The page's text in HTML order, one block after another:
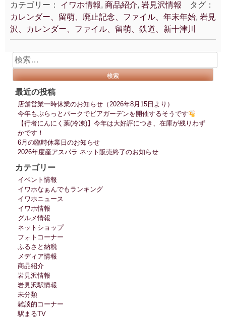
カテゴリー： イワホ情報, 商品紹介, 岩見沢情報
タグ：
カレンダー、留萌、廃止記念、ファイル、年末年始, 岩見
沢、カレンダー、ファイル、留萌、鉄道、新十津川
検
索:
最近の投稿
店舗営業一時休業のお知らせ（2026年8月15日より）
今年もぷらっとパークでビアガーデンを開催するそうです
【行者にんにく葉(冷凍)】今年は大好評につき、在庫が残りわず
かです！
6月の臨時休業日のお知らせ
2026年度産アスパラ ネット販売終了のお知らせ
カテゴリー
イベント情報
イワホなぁんでもランキング
イワホニュース
イワホ情報
グルメ情報
ネットショップ
フォトコーナー
ふるさと納税
メディア情報
商品紹介
岩見沢情報
岩見沢駅情報
未分類
雑談的コーナー
駅まるTV